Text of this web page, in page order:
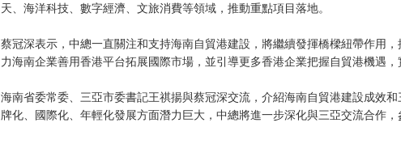
天、海洋科技、數字經濟、文旅消費等領域，推動重點項目落地。
蔡冠深表示，中總一直關注和支持海南自貿港建設，將繼續發揮橋樑紐帶作用
力海南企業善用香港平台拓展國際市場，並引導更多香港企業把握自貿港機遇，
海南省委常委、三亞市委書記王祺揚與蔡冠深交流，介紹海南自貿港建設成效
牌化、國際化、年輕化發展方面潛力巨大，中總將進一步深化與三亞交流合作，